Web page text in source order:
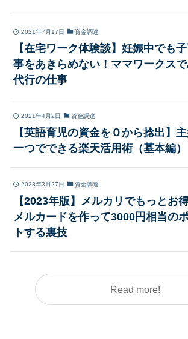
2021年7月17日 資金調達
【在宅ワーク体験談】妊娠中でも
事をあきらめない！ママワークス
代行の仕事
2021年4月2日 資金調達
【英語育児の資金を０から捻出】
一つでできる楽天活用術（基本編）
2023年3月27日 資金調達
【2023年版】メルカリでもっとお
メルカードを作って3000円相当の
トする裏技
Read more!